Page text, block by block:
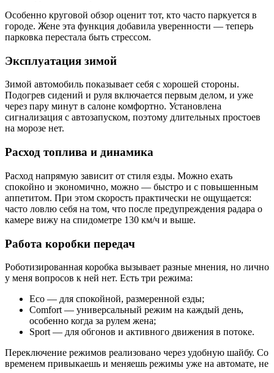
Особенно круговой обзор оценит тот, кто часто паркуется в
городе. Жене эта функция добавила уверенности — теперь
парковка перестала быть стрессом.
Эксплуатация зимой
Зимой автомобиль показывает себя с хорошей стороны.
Подогрев сидений и руля включается первым делом, и уже
через пару минут в салоне комфортно. Установлена
сигнализация с автозапуском, поэтому длительных простоев
на морозе нет.
Расход топлива и динамика
Расход напрямую зависит от стиля езды. Можно ехать
спокойно и экономично, можно — быстро и с повышенным
аппетитом. При этом скорость практически не ощущается:
часто ловлю себя на том, что после предупреждения радара о
камере вижу на спидометре 130 км/ч и выше.
Работа коробки передач
Роботизированная коробка вызывает разные мнения, но лично
у меня вопросов к ней нет. Есть три режима:
Eco — для спокойной, размеренной езды;
Comfort — универсальный режим на каждый день,
особенно когда за рулем жена;
Sport — для обгонов и активного движения в потоке.
Переключение режимов реализовано через удобную шайбу. Со
временем привыкаешь и меняешь режимы уже на автомате, не